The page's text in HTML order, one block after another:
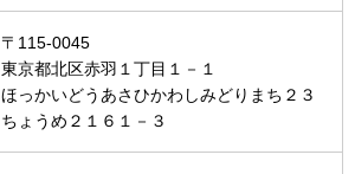
〒115-0045
東京都北区赤羽１丁目１－１
ほっかいどうあさひかわしみどりまち２３
ちょうめ２１６１－３